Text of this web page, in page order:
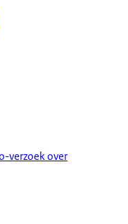
verzoek over